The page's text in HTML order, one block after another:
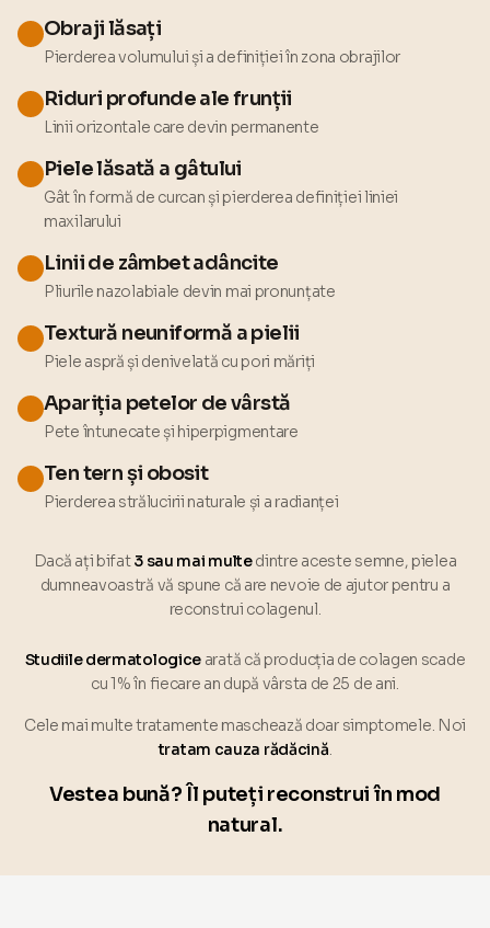
Obraji lăsați
Pierderea volumului și a definiției în zona obrajilor
Riduri profunde ale frunții
Linii orizontale care devin permanente
Piele lăsată a gâtului
Gât în formă de curcan și pierderea definiției liniei
maxilarului
Linii de zâmbet adâncite
Pliurile nazolabiale devin mai pronunțate
Textură neuniformă a pielii
Piele aspră și denivelată cu pori măriți
Apariția petelor de vârstă
Pete întunecate și hiperpigmentare
Ten tern și obosit
Pierderea strălucirii naturale și a radianței
Dacă ați bifat3 sau mai multedintre aceste semne, pielea
dumneavoastră vă spune că are nevoie de ajutor pentru a
reconstrui colagenul.
Studiile dermatologice arată că producția de colagen scade
cu 1% în fiecare an după vârsta de 25 de ani.
Cele mai multe tratamente maschează doar simptomele. Noi
tratam cauza rădăcină.
Vestea bună? Îl puteți reconstrui în mod
natural.